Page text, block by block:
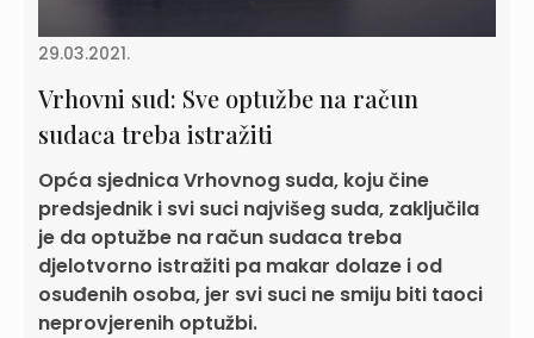
29.03.2021.
Vrhovni sud: Sve optužbe na račun
sudaca treba istražiti
Opća sjednica Vrhovnog suda, koju čine
predsjednik i svi suci najvišeg suda, zaključila
je da optužbe na račun sudaca treba
djelotvorno istražiti pa makar dolaze i od
osuđenih osoba, jer svi suci ne smiju biti taoci
neprovjerenih optužbi.